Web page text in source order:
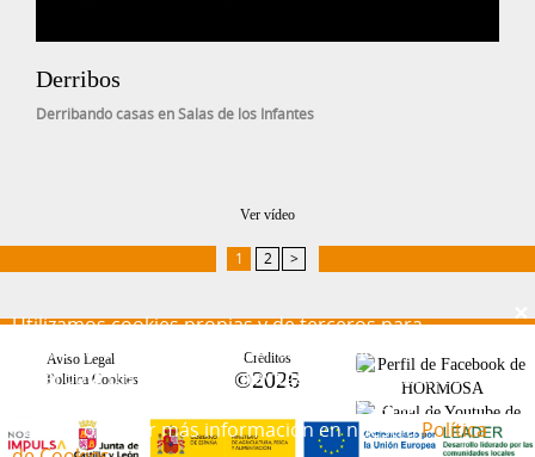
Utilizamos cookies propias y de terceros para
ofrecerte una mejor experiencia y servicio, de
acuerdo a tus hábitos de navegación. Si continúas
navegando, consideramos que aceptas su uso.
Puedes obtener más información en nuestraPolítica
×
Derribos
Derribando casas en Salas de los Infantes
Ver vídeo
1 2 >
Aviso Legal
Política Cookies
Créditos
©2026